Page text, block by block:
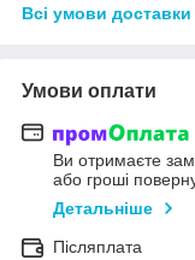
Всі умови доставки
Умови оплати
Ви отримаєте
або гроші
Детальніше
Післяплата